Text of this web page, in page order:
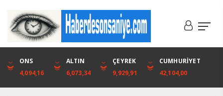
DOLAR
46,1316
EURO
53,3001
ALTIN
6,073,34
BIST
1.720,92
ONS
4,094,16
ALTIN
6,073,34
ÇEYREK
9,929,91
CUMHURİYET
42,104,00